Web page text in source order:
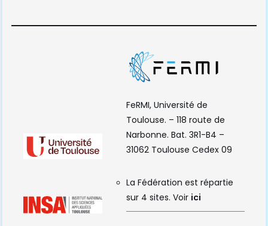
FeRMI, Université de
Toulouse. – 118 route de
Narbonne. Bat. 3R1-B4 –
31062 Toulouse Cedex 09
La Fédération est répartie
sur 4 sites. Voir ici